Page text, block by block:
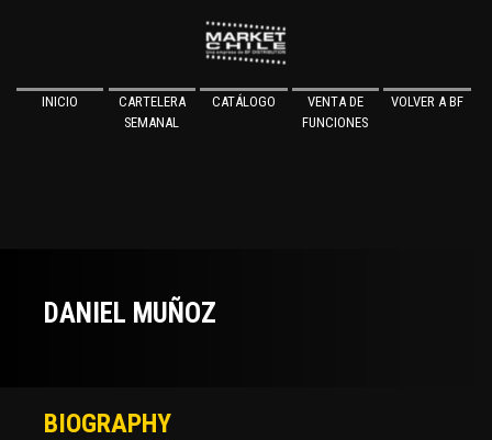
INICIO
CARTELERA
SEMANAL
CATÁLOGO
VENTA DE
FUNCIONES
VOLVER A BF
DANIEL MUÑOZ
BIOGRAPHY